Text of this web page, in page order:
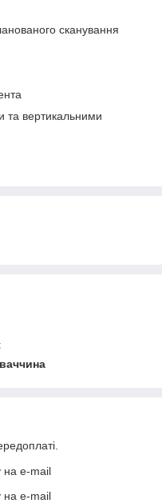
сканування
та вертикальними
на e-mail
на e-mail